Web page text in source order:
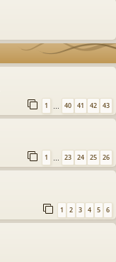
1 … 40 41 42 43
1 … 23 24 25 26
1 2 3 4 5 6